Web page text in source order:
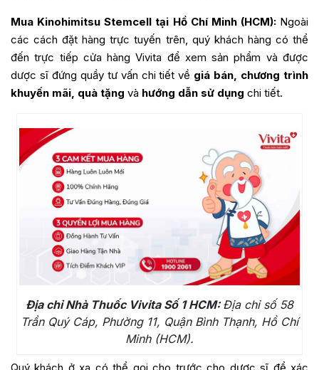
Mua Kinohimitsu Stemcell tại Hồ Chí Minh (HCM):Ngoài
các cách đặt hàng trực tuyến trên, quý khách hàng có thể
đến trực tiếp cửa hàng Vivita để xem sản phẩm và được
dược sĩ đứng quầy tư vấn chi tiết về giá bán, chương trình
khuyến mãi, quà tặng và hướng dẫn sử dụng chi tiết.
Địa chỉ Nhà Thuốc Vivita Số 1 HCM:Địa chỉ số 58
Trần Quý Cáp, Phường 11, Quận Bình Thạnh, Hồ Chí
Minh (HCM).
Quý khách ở xa có thể gọi cho trước cho dược sĩ để xác